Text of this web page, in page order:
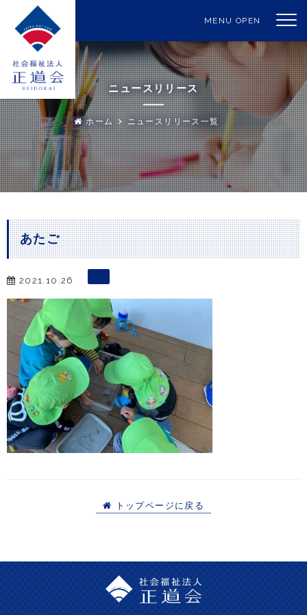
MENU OPEN
ニュースリリース
ホーム ニュースリリース一覧
あたご
2021.10.26
トップページに戻る